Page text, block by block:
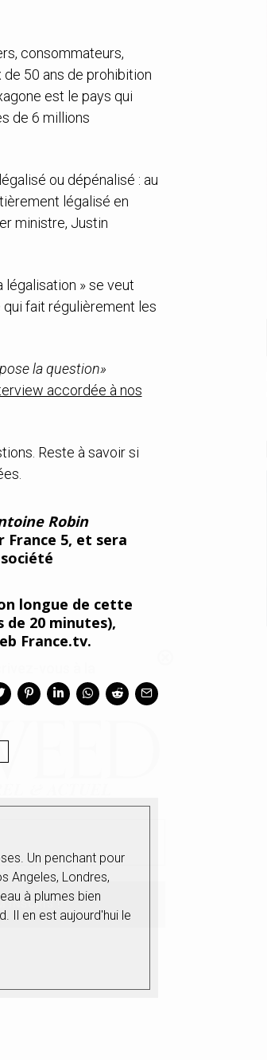
consommateurs,
50 ans de prohibition
est le pays qui
de 6 millions
ou dépénalisé : au
légalisé en
ministre, Justin
légalisation » se veut
fait régulièrement les
la question»
accordée à nos
Reste à savoir si
Robin
France 5, et sera
longue de cette
20 minutes),
France.tv.
Un penchant pour
Angeles, Londres,
à plumes bien
Il en est aujourd'hui le